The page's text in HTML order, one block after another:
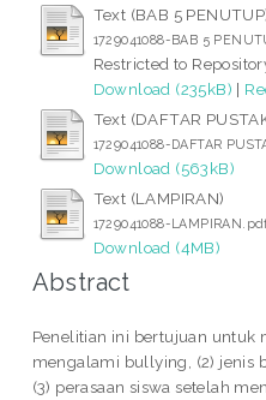
Text (BAB 5
1729041088-BAB 5
Restricted to
Download (235kB) |
Text (DAFTAR
1729041088-DAFTAR
Download (563kB)
Text (LAMPIRAN)
1729041088-
Download (4MB)
Abstract
Penelitian ini bertujuan untuk
mengalami bullying, (2) jenis
(3) perasaan siswa setelah